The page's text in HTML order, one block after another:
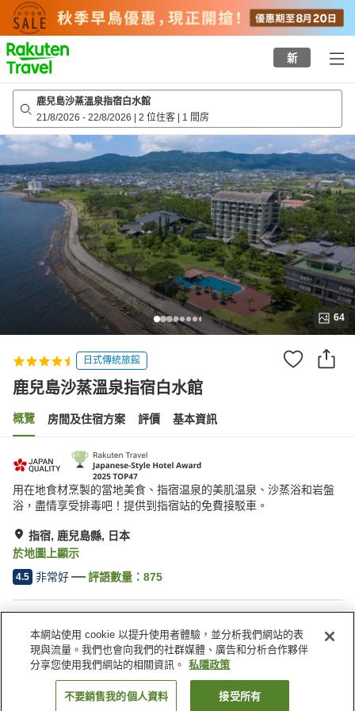
to
top
page
新
鹿兒島沙蒸溫泉指宿白水館
21/8/2026 - 22/8/2026 | 2 位住客 | 1 間房
64
日式傳統旅館
鹿兒島沙蒸溫泉指宿白水館
概覽 房間及住宿方案 評價 基本資訊
用在地食材烹製的當地美食、指宿温泉的美肌温泉、沙蒸浴和岩盤
浴，盡情享受排毒吧！提供到指宿站的免費接駁車。
指宿, 鹿兒島縣, 日本
於地圖上顯示
4.5 非常好 評語數量： 875
停車場
岩盤浴
桑拿
休息室
日本 鹿兒島縣 指宿 鹿兒島沙蒸溫泉指宿白水館
找客房
本網站使用 cookie 以提升使用者體驗，並分析我們網站的表
現與流量。我們也會向我們的社群媒體、廣告和分析合作夥伴
分享您使用我們網站的相關資訊。
私隱政策
不要銷售我的個人資料 接受所有